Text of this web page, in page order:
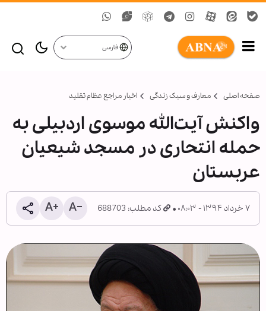
فارسی
صفحه اصلی معارف و سبک زندگی اخبار مراجع عظام تقلید
واکنش آیت‌الله موسوی اردبیلی به
حمله انتحاری در مسجد شیعیان
عربستان
۷ خرداد ۱۳۹۴ - ۰۸:۰۳ کد مطلب: 688703